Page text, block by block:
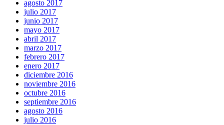
agosto 2017
julio 2017
junio 2017
mayo 2017
abril 2017
marzo 2017
febrero 2017
enero 2017
diciembre 2016
noviembre 2016
octubre 2016
septiembre 2016
agosto 2016
julio 2016